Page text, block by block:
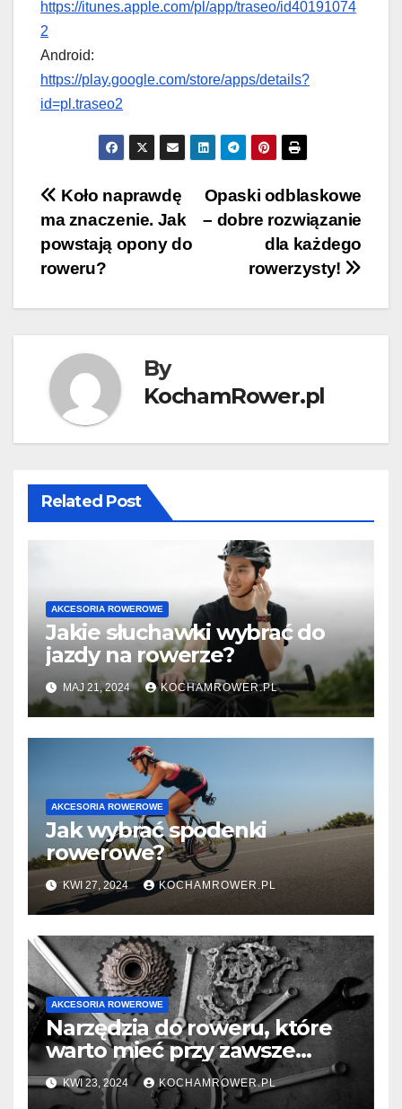
https://itunes.apple.com/pl/app/traseo/id40191074
2
Android:
https://play.google.com/store/apps/details?
id=pl.traseo2
Nawigacja
wpisu
Opaski odblaskowe
– dobre rozwiązanie
dla każdego
rowerzysty!
Koło naprawdę
ma znaczenie. Jak
powstają opony do
roweru?
By
KochamRower.pl
Related Post
AKCESORIA ROWEROWE
Jakie słuchawki wybrać do
jazdy na rowerze?
MAJ 21, 2024 KOCHAMROWER.PL
AKCESORIA ROWEROWE
Jak wybrać spodenki
rowerowe?
KWI 27, 2024 KOCHAMROWER.PL
AKCESORIA ROWEROWE
Narzędzia do roweru, które
warto mieć przy zawsze
sobie
KWI 23, 2024 KOCHAMROWER.PL